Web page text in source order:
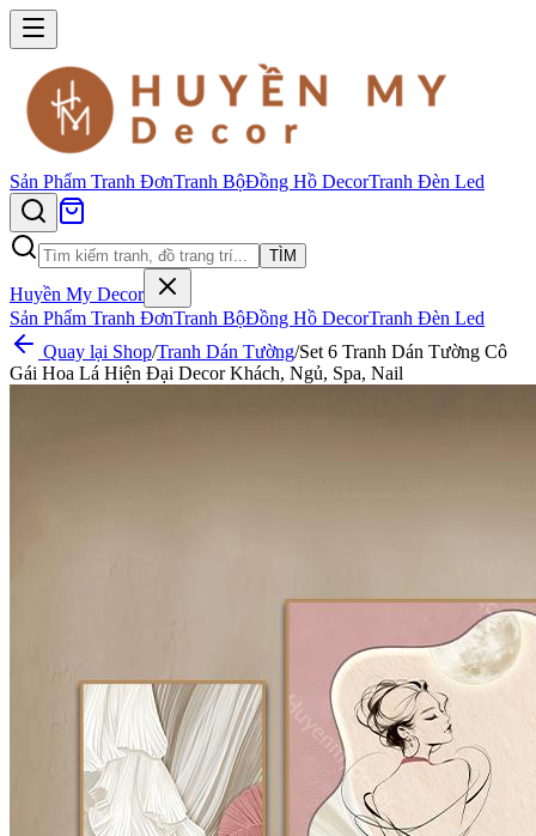
Sản Phẩm Tranh ĐơnTranh BộĐồng Hồ DecorTranh Đèn Led
TÌM
Huyền My Decor
Sản Phẩm Tranh ĐơnTranh BộĐồng Hồ DecorTranh Đèn Led
Quay lại Shop/Tranh Dán Tường/Set 6 Tranh Dán Tường Cô
Gái Hoa Lá Hiện Đại Decor Khách, Ngủ, Spa, Nail